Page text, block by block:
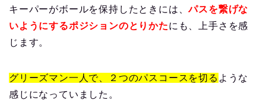
キーパーがボールを保持したときには、パスを繋げな
いようにするポジションのとりかたにも、上手さを感
じます。
グリーズマン一人で、２つのパスコースを切る ような
感じになっていました。